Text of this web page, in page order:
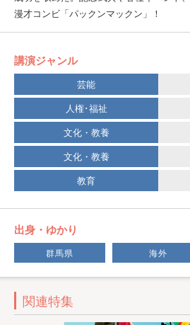
漫才コンビ「パックンマックン」！
講演ジャンル
芸能
人権･福祉
文化・教養
文化・教養
教育
出身・ゆかり
群馬県 海外
関連特集